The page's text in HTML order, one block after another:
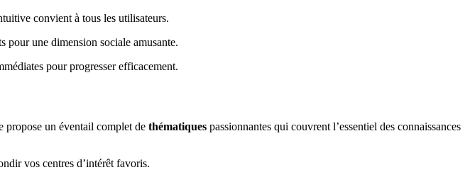
convient à tous les utilisateurs.
pour une dimension sociale amusante.
pour progresser efficacement.
propose un éventail complet de thématiques passionnantes qui couvrent l’essentiel des connaissances
vos centres d’intérêt favoris.